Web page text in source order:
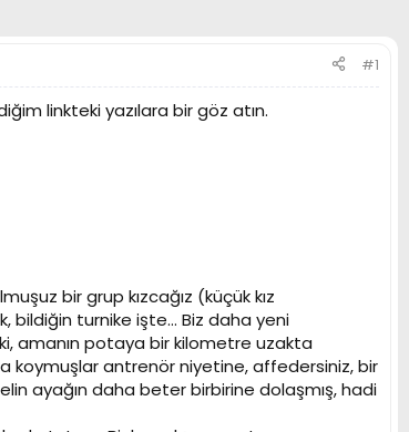
#1
linkteki yazılara bir göz atın.
bir grup kızcağız (küçük kız
bildiğin turnike işte... Biz daha yeni
amanın potaya bir kilometre uzakta
koymuşlar antrenör niyetine, affedersiniz, bir
ayağın daha beter birbirine dolaşmış, hadi